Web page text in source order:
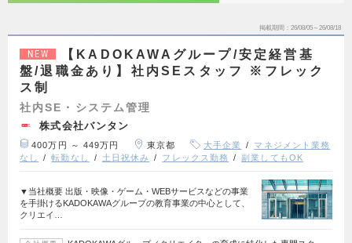
掲載期間 26/08/05～26/08/18
NEW
【KADOKAWAグループ/安定経営基
盤/退職金あり】社内SEスタッフ ※フレック
ス制
社内SE・システム管理
株式会社バンタン
400万円 ～ 449万円 東京都 大手企業
マネジメント業務
なし
転勤なし 土日祝休み フレックス勤務 副業してもOK
▼当社概要 出版・映像・ゲーム・WEBサービスなどの事業
を手掛けるKADOKAWAグループの教育事業の中心として、
クリエイ…